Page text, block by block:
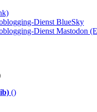
Dienst BlueSky
Dienst Mastodon
()